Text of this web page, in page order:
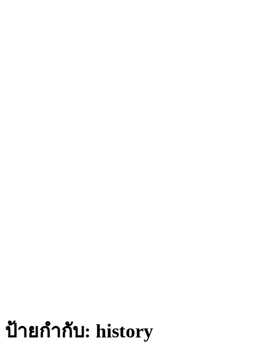
ป้ายกำกับ: history